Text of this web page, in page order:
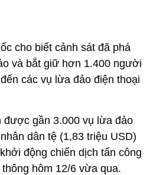
cho biết cảnh sát đã phá
và bắt giữ hơn 1.400 người
các vụ lừa đảo điện thoại
được gần 3.000 vụ lừa đảo
dân tệ (1,83 triệu USD)
động chiến dịch tấn công
hôm 12/6 vừa qua.